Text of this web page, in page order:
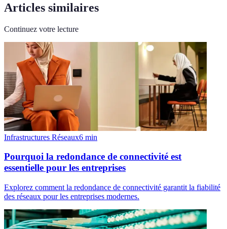
Articles similaires
Continuez votre lecture
Infrastructures Réseaux6 min
Pourquoi la redondance de connectivité est
essentielle pour les entreprises
Explorez comment la redondance de connectivité garantit la fiabilité
des réseaux pour les entreprises modernes.